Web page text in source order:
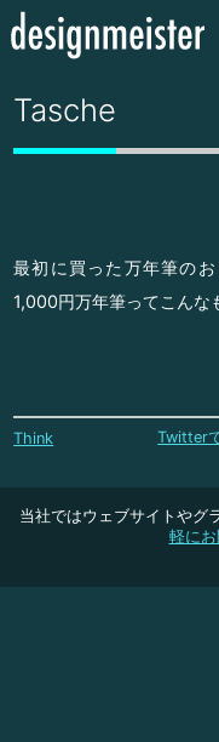
Tasche
最初に買った万年筆の
1,000円万年筆ってこんな
Think Twitter
当社ではウェブサイトやグ
軽に